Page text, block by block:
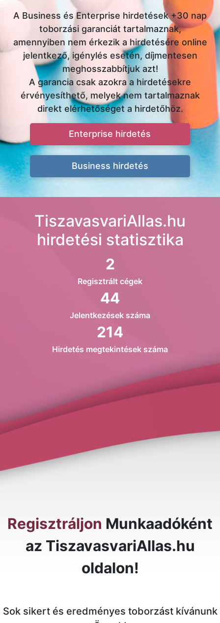
A Business és Enterprise hirdetések +30 nap
toborzási garanciát tartalmaznak,
amennyiben nem érkezik a hirdetésére online
jelentkező, igénylés esetén, díjmentesen
meghosszabbítjuk azt!
A garancia csak azokra a hirdetésekre
érvényesíthető, melyek nem tartalmaznak
direkt elérhetőséget a hirdetőhöz.
Enterprise hirdetés
Business hirdetés
TiszavasvariAllas.hu
hirdetési statisztika
2
Regisztrált cégek
44
Jelentkezések száma
214
Hirdetés megtekintések száma
Regisztráljon Munkaadóként
az TiszavasvariAllas.hu
oldalon!
Sok sikert és eredményes toborzást kívánunk